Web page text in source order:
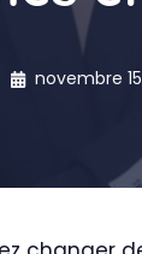
novembre